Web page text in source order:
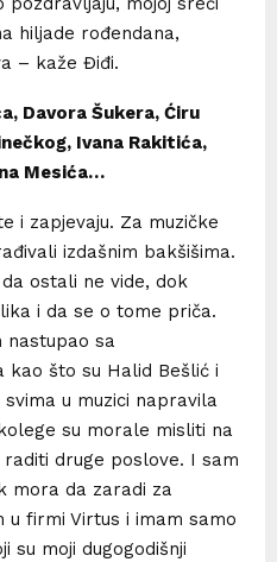
hiljade rođendana,
– kaže Điđi.
Davora Šukera, Ćiru
Ivana Rakitića,
Mesića…
i zapjevaju. Za muzičke
izdašnim bakšišima.
ostali ne vide, dok
i da se o tome priča.
nastupao sa
kao što su Halid Bešlić i
u muzici napravila
su morale misliti na
druge poslove. I sam
mora da zaradi za
u firmi Virtus i imam samo
su moji dugogodišnji